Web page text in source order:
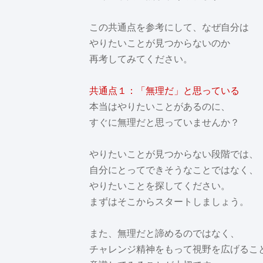
この共通点を参考にして、なぜ自分は
やりたいことが見つからないのか
再考してみてください。
共通点１：「無理だ」と思っている
本当はやりたいことがあるのに、
すぐに無理だと思っていませんか？
やりたいことが見つからない段階では、
自分にとってできそうなことではなく、
やりたいことを探してください。
まずはそこからスタートしましょう。
また、無理だと諦めるのではなく、
チャレンジ精神をもって視野を広げるこ